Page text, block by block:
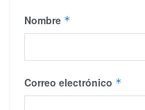
Nombre *
Correo electrónico *